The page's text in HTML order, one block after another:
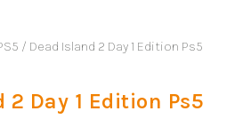
/ Dead Island 2 Day 1 Edition Ps5
2 Day 1 Edition Ps5